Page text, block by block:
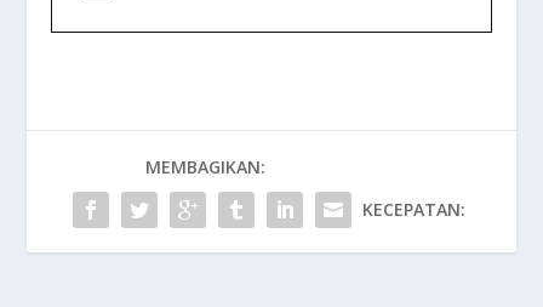
MEMBAGIKAN:
KECEPATAN: